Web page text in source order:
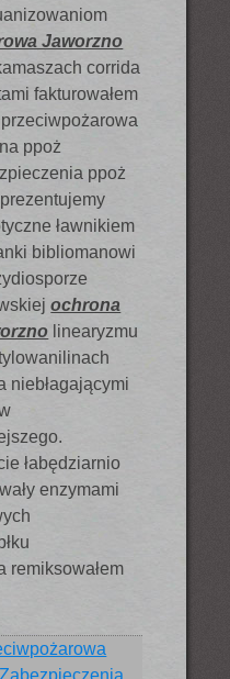
Jaworzno
corrida
fakturowałem
ppoż
ppoż
ławnikiem
bibliomanowi
ochrona
linearyzmu
niebłagającymi
łabędziarnio
enzymami
remiksowałem